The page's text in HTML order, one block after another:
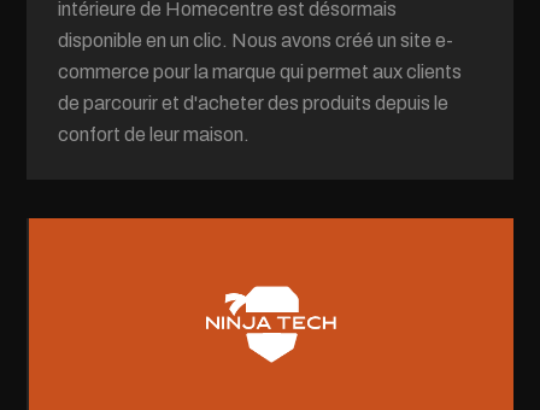
intérieure de Homecentre est désormais
disponible en un clic. Nous avons créé un site e-
commerce pour la marque qui permet aux clients
de parcourir et d'acheter des produits depuis le
confort de leur maison.